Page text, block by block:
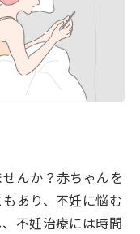
んか？赤ちゃんを
あり、不妊に悩む
不妊治療には時間